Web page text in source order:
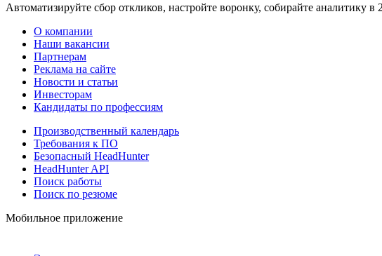
Автоматизируйте сбор откликов, настройте воронку, собирайте аналитику в
О компании
Наши вакансии
Партнерам
Реклама на сайте
Новости и статьи
Инвесторам
Кандидаты по профессиям
Производственный календарь
Требования к ПО
Безопасный HeadHunter
HeadHunter API
Поиск работы
Поиск по резюме
Мобильное приложение